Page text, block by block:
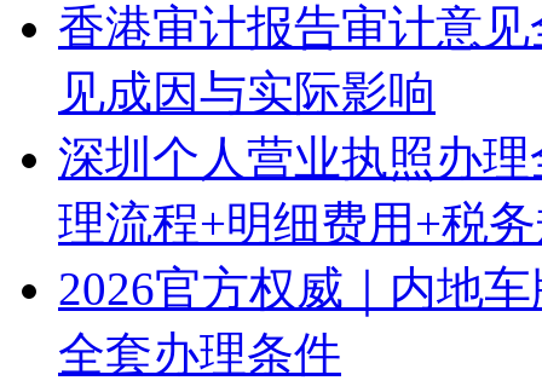
香港审计报告审计意
见成因与实际影响
深圳个人营业执照办
理流程+明细费用+税
2026官方权威｜内地
全套办理条件